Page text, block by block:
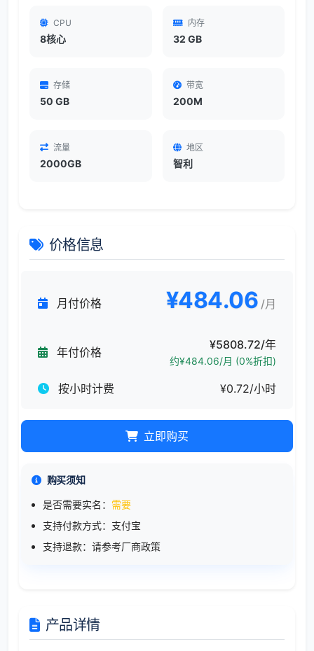
CPU
8核心
内存
32 GB
存储
50 GB
带宽
200M
流量
2000GB
地区
智利
价格信息
月付价格 ¥484.06 /月
年付价格
¥5808.72/年
约¥484.06/月 (0%折扣)
按小时计费 ¥0.72/小时
立即购买
购买须知
是否需要实名： 需要
支持付款方式：支付宝
支持退款：请参考厂商政策
产品详情